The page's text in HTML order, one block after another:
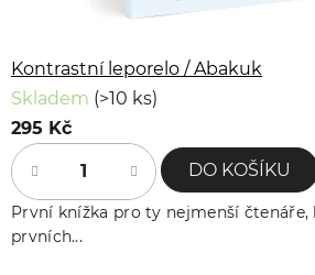
Kontrastní leporelo / Abakuk
Skladem (>10 ks)
295 Kč
DO KOŠÍKU
První knížka pro ty nejmenší čtenáře,
prvních...